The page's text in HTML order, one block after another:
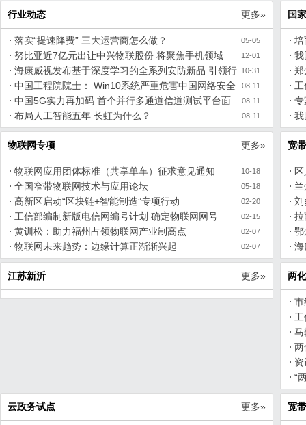
更多»
行业动态
05-05
落实“提速降费” 三大运营商怎么做？
12-01
努比亚近7亿元出让中兴物联股份 将聚焦手机领域
10-31
海康威视发布基于深度学习的全系列安防新品 引领行
业智能变革
08-11
中国工程院院士： Win10系统严重危害中国网络安全
08-11
中国5G实力再加码 首个并行多通道信道测试平台面
世
08-11
布局人工智能五年 长虹为什么？
国
培
我
郑
专
我
更多»
物联网专项
10-18
物联网应用团体标准（共享单车）征求意见通知
05-18
全国窄带物联网技术与应用论坛
02-20
高新区启动“区块链+智能制造”专项行动
02-15
工信部编制新版电信网编号计划 确定物联网网号
02-07
黄训松：助力福州占领物联网产业制高点
02-07
物联网未来趋势：边缘计算正渐渐兴起
宽
刘
拉
鄂
海
更多»
江苏新沂 两
市
准
马
两
力
“
业
更多»
云政务试点 宽